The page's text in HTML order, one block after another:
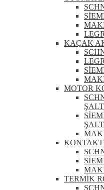
KAÇAK
MOTOR
TERMİK